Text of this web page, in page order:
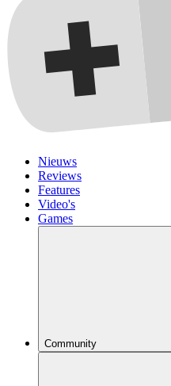
Nieuws
Reviews
Features
Video's
Games
Community